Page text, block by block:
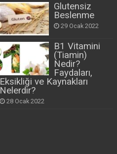
Glutensiz
Beslenme
29 Ocak 2022
B1 Vitamini
(Tiamin)
Nedir?
Faydaları,
Eksikliği ve Kaynakları
Nelerdir?
28 Ocak 2022